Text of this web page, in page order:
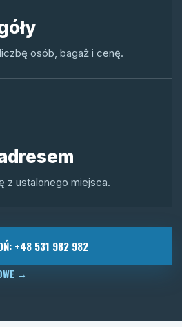
osób, bagaż i cenę.
z ustalonego miejsca.
+48 531 982 982
→